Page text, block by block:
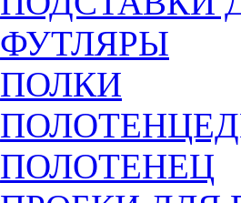
ФУТЛЯРЫ
ПОЛКИ
ПОЛОТЕНЕЦ